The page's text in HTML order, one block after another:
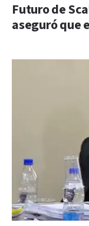
Futuro de
aseguró que